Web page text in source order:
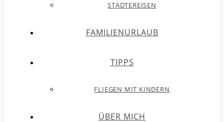
STÄDTEREISEN
FAMILIENURLAUB
TIPPS
FLIEGEN MIT KINDERN
ÜBER MICH